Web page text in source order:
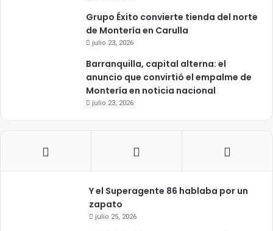
Grupo Éxito convierte tienda del norte
de Montería en Carulla
julio 23, 2026
Barranquilla, capital alterna: el
anuncio que convirtió el empalme de
Montería en noticia nacional
julio 23, 2026
Y el Superagente 86 hablaba por un
zapato
julio 25, 2026